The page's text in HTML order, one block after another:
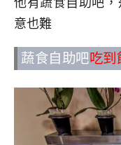
意也難
蔬食自助吧吃到